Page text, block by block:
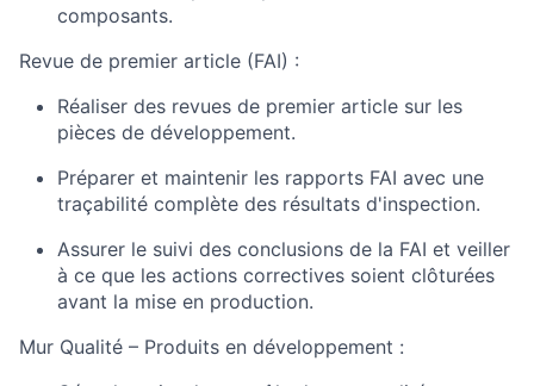
composants.
Revue de premier article (FAI) :
Réaliser des revues de premier article sur les
pièces de développement.
Préparer et maintenir les rapports FAI avec une
traçabilité complète des résultats d'inspection.
Assurer le suivi des conclusions de la FAI et veiller
à ce que les actions correctives soient clôturées
avant la mise en production.
Mur Qualité – Produits en développement :